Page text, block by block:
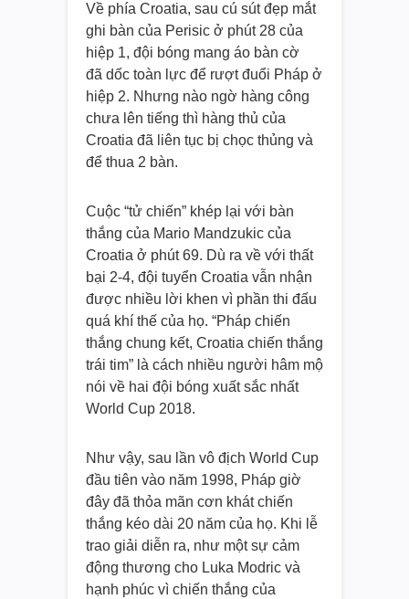
Về phía Croatia, sau cú sút đẹp mắt
ghi bàn của Perisic ở phút 28 của
hiệp 1, đội bóng mang áo bàn cờ
đã dốc toàn lực để rượt đuổi Pháp ở
hiệp 2. Nhưng nào ngờ hàng công
chưa lên tiếng thì hàng thủ của
Croatia đã liên tục bị chọc thủng và
để thua 2 bàn.
Cuộc “tử chiến” khép lại với bàn
thắng của Mario Mandzukic của
Croatia ở phút 69. Dù ra về với thất
bại 2-4, đội tuyển Croatia vẫn nhận
được nhiều lời khen vì phần thi đấu
quá khí thế của họ. “Pháp chiến
thắng chung kết, Croatia chiến thắng
trái tim” là cách nhiều người hâm mộ
nói về hai đội bóng xuất sắc nhất
World Cup 2018.
Như vậy, sau lần vô địch World Cup
đầu tiên vào năm 1998, Pháp giờ
đây đã thỏa mãn cơn khát chiến
thắng kéo dài 20 năm của họ. Khi lễ
trao giải diễn ra, như một sự cảm
động thương cho Luka Modric và
hạnh phúc vì chiến thắng của